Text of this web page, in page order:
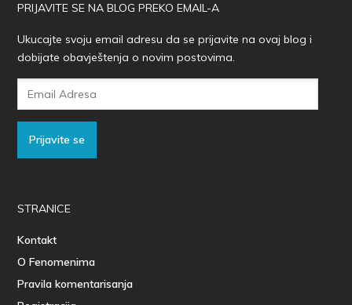
PRIJAVITE SE NA BLOG PREKO EMAIL-A
Ukucajte svoju email adresu da se prijavite na ovaj blog i
dobijate obavještenja o novim postovima.
Prijavite se
STRANICE
Kontakt
O Fenomenima
Pravila komentarisanja